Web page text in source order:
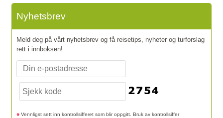
Nyhetsbrev
Meld deg på vårt nyhetsbrev og få reisetips, nyheter og turforslag
rett i innboksen!
Vennligst sett inn kontrollsifferet som blir oppgitt. Bruk av kontrollsiffer